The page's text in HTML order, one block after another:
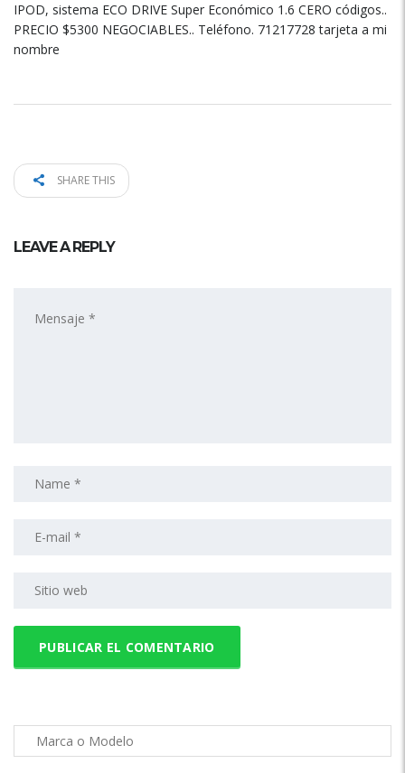
IPOD, sistema ECO DRIVE Super Económico 1.6 CERO códigos..
PRECIO $5300 NEGOCIABLES.. Teléfono. 71217728 tarjeta a mi
nombre
SHARE THIS
LEAVE A REPLY